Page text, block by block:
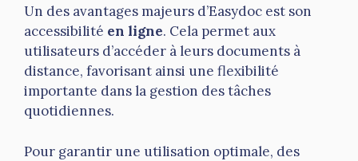
Un des avantages majeurs d’Easydoc est son
accessibilité en ligne. Cela permet aux
utilisateurs d’accéder à leurs documents à
distance, favorisant ainsi une flexibilité
importante dans la gestion des tâches
quotidiennes.
Pour garantir une utilisation optimale, des